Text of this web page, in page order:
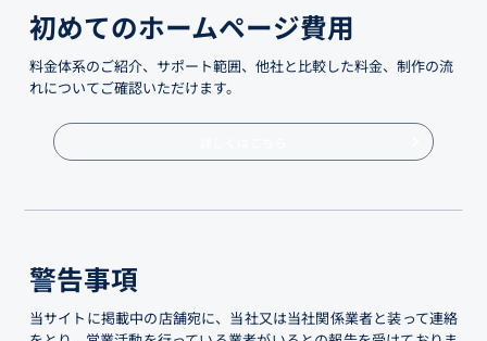
初めてのホームページ費用
料金体系のご紹介、サポート範囲、他社と比較した料金、制作の流
れについてご確認いただけます。
警告事項
当サイトに掲載中の店舗宛に、当社又は当社関係業者と装って連絡